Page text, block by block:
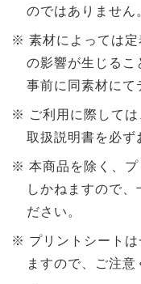
のではありません
素材によっては
の影響が生じるこ
事前に同素材にて
ご利用に際して
取扱説明書を必ず
本商品を除く、
しかねますので、
ださい。
プリントシート
ますので、ご注意